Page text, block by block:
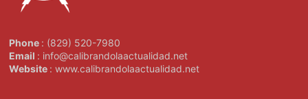
Phone : (829) 520-7980
Email : info@calibrandolaactualidad.net
Website : www.calibrandolaactualidad.net